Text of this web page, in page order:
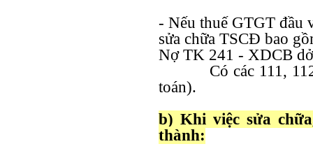
- Nếu thuế GTGT đầu
sửa chữa TSCĐ bao
Nợ TK 241 - XDCB
Có các 111,
toán).
b) Khi việc sửa
thành: